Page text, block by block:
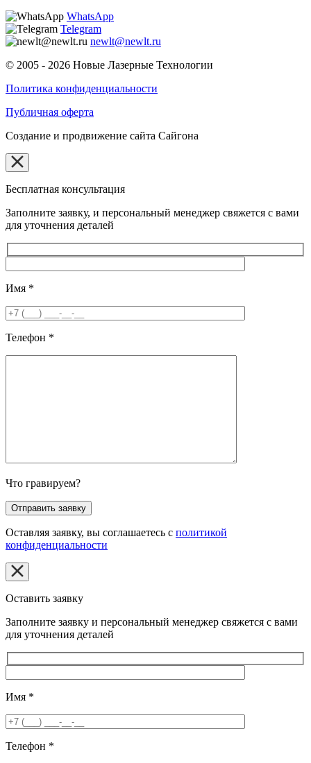
WhatsApp
Telegram
newlt@newlt.ru
© 2005 - 2026 Новые Лазерные Технологии
Политика конфиденциальности
Публичная оферта
Создание и продвижение сайта Сайгона
Бесплатная консультация
Заполните заявку, и персональный менеджер свяжется с вами
для уточнения деталей
Имя *
Телефон *
Что гравируем?
Оставляя заявку, вы соглашаетесь с политикой
конфиденциальности
Оставить заявку
Заполните заявку и персональный менеджер свяжется с вами
для уточнения деталей
Имя *
Телефон *